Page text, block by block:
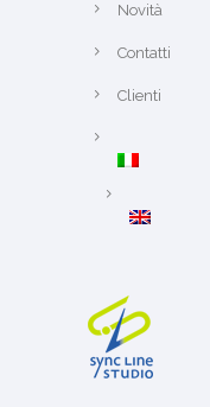
Novità
Contatti
Clienti